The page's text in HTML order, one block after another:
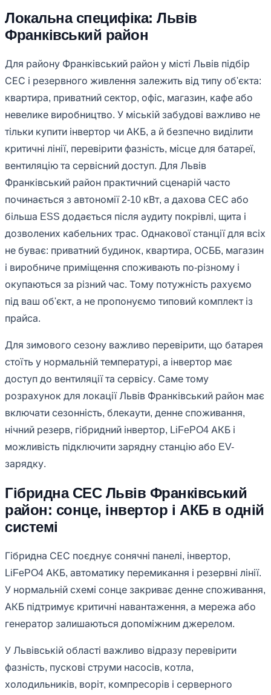
Локальна специфіка: Львів
Франківський район
Для району Франківський район у місті Львів підбір
СЕС і резервного живлення залежить від типу об'єкта:
квартира, приватний сектор, офіс, магазин, кафе або
невелике виробництво. У міській забудові важливо не
тільки купити інвертор чи АКБ, а й безпечно виділити
критичні лінії, перевірити фазність, місце для батареї,
вентиляцію та сервісний доступ. Для Львів
Франківський район практичний сценарій часто
починається з автономії 2-10 кВт, а дахова СЕС або
більша ESS додається після аудиту покрівлі, щита і
дозволених кабельних трас. Однакової станції для всіх
не буває: приватний будинок, квартира, ОСББ, магазин
і виробниче приміщення споживають по-різному і
окупаються за різний час. Тому потужність рахуємо
під ваш об'єкт, а не пропонуємо типовий комплект із
прайса.
Для зимового сезону важливо перевірити, що батарея
стоїть у нормальній температурі, а інвертор має
доступ до вентиляції та сервісу. Саме тому
розрахунок для локації Львів Франківський район має
включати сезонність, блекаути, денне споживання,
нічний резерв, гібридний інвертор, LiFePO4 АКБ і
можливість підключити зарядну станцію або EV-
зарядку.
Гібридна СЕС Львів Франківський
район: сонце, інвертор і АКБ в одній
системі
Гібридна СЕС поєднує сонячні панелі, інвертор,
LiFePO4 АКБ, автоматику перемикання і резервні лінії.
У нормальній схемі сонце закриває денне споживання,
АКБ підтримує критичні навантаження, а мережа або
генератор залишаються допоміжним джерелом.
У Львівській області важливо відразу перевірити
фазність, пускові струми насосів, котла,
холодильників, воріт, компресорів і серверного